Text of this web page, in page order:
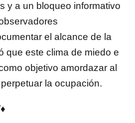
y a un bloqueo informativo
el alcance de la
que este clima de miedo e
objetivo amordazar al
la ocupación.